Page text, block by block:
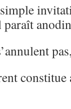
paraît